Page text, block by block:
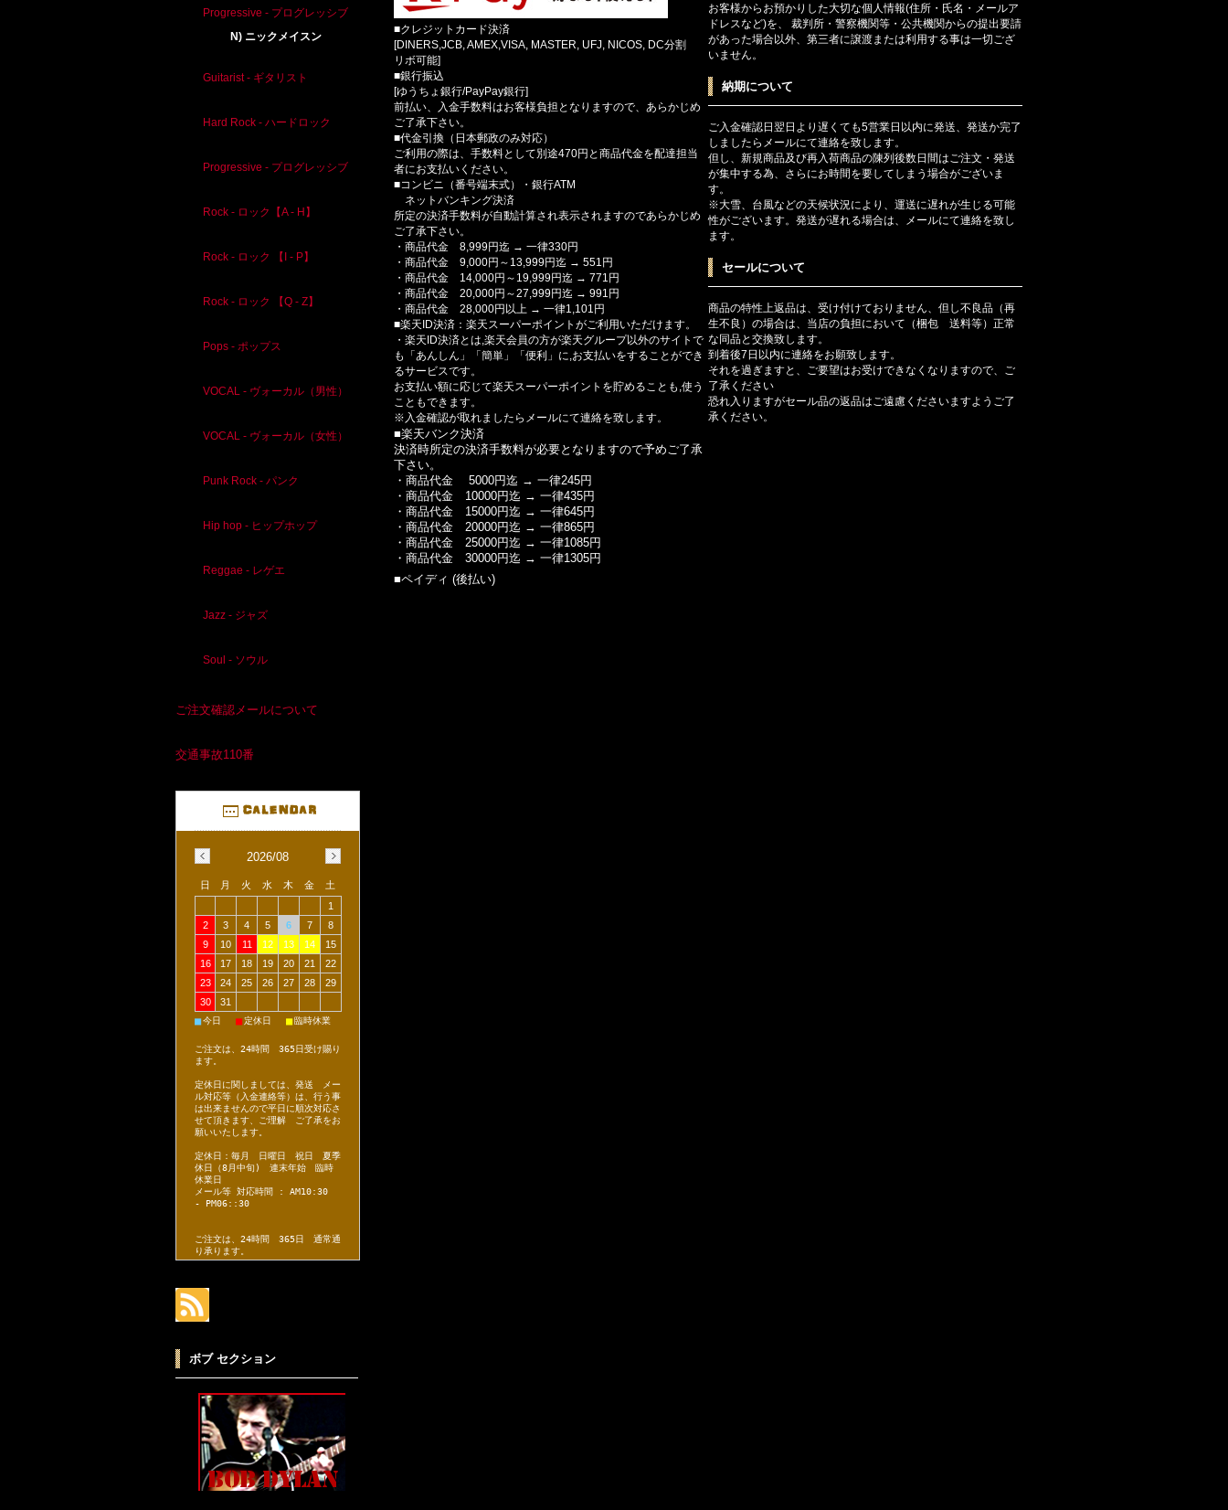
■クレジットカード決済
[DINERS,JCB, AMEX,VISA, MASTER, UFJ, NICOS, DC分割
リボ可能]
■銀行振込
[ゆうちょ銀行/PayPay銀行]
前払い、入金手数料はお客様負担となりますので、あらかじめ
ご了承下さい。
■代金引換（日本郵政のみ対応）
ご利用の際は、手数料として別途470円と商品代金を配達担当
者にお支払いください。
■コンビニ（番号端末式）・銀行ATM
ネットバンキング決済
所定の決済手数料が自動計算され表示されますのであらかじめ
ご了承下さい。
・商品代金 8,999円迄 → 一律330円
・商品代金 9,000円～13,999円迄 → 551円
・商品代金 14,000円～19,999円迄 → 771円
・商品代金 20,000円～27,999円迄 → 991円
・商品代金 28,000円以上 → 一律1,101円
■楽天ID決済：楽天スーパーポイントがご利用いただけます。
・楽天ID決済とは,楽天会員の方が楽天グループ以外のサイトで
も「あんしん」「簡単」「便利」に,お支払いをすることができ
るサービスです。
お支払い額に応じて楽天スーパーポイントを貯めることも,使う
こともできます。
※入金確認が取れましたらメールにて連絡を致します。
■楽天バンク決済
決済時所定の決済手数料が必要となりますので予めご了承
下さい。
・商品代金 5000円迄 → 一律245円
・商品代金 10000円迄 → 一律435円
・商品代金 15000円迄 → 一律645円
・商品代金 20000円迄 → 一律865円
・商品代金 25000円迄 → 一律1085円
・商品代金 30000円迄 → 一律1305円
お客様からお預かりした大切な個人情報(住所・氏名・メールア
ドレスなど)を、 裁判所・警察機関等・公共機関からの提出要請
があった場合以外、第三者に譲渡または利用する事は一切ござ
いません。
納期について
ご入金確認日翌日より遅くても5営業日以内に発送、発送か完了
しましたらメールにて連絡を致します。
但し、新規商品及び再入荷商品の陳列後数日間はご注文・発送
が集中する為、さらにお時間を要してしまう場合がございま
す。
※大雪、台風などの天候状況により、運送に遅れが生じる可能
性がございます。発送が遅れる場合は、メールにて連絡を致し
ます。
セールについて
商品の特性上返品は、受け付けておりません、但し不良品（再
生不良）の場合は、当店の負担において（梱包 送料等）正常
な同品と交換致します。
到着後7日以内に連絡をお願致します。
それを過ぎますと、ご要望はお受けできなくなりますので、ご
了承ください
恐れ入りますがセール品の返品はご遠慮くださいますようご了
承ください。
■ペイディ (後払い)
Progressive - プログレッシブ
N) ニックメイスン
Guitarist - ギタリスト
Hard Rock - ハードロック
Progressive - プログレッシブ
Rock - ロック【A - H】
Rock - ロック 【I - P】
Rock - ロック 【Q - Z】
Pops - ポップス
VOCAL - ヴォーカル（男性）
VOCAL - ヴォーカル（女性）
Punk Rock - パンク
Hip hop - ヒップホップ
Reggae - レゲエ
Jazz - ジャズ
Soul - ソウル
ご注文確認メールについて
交通事故110番
2026/08
日 月 火 水 木 金
土
1
2
3 4 5 6 7
8
9
10 11 12 13 14
15
16
17 18 19 20 21
22
23
24 25 26 27 28
29
30
31
■今日 ■定休日 ■臨時休業
ご注文は、24時間 365日受け賜り
ます。
定休日に関しましては、発送 メー
ル対応等（入金連絡等）は、行う事
は出来ませんので平日に順次対応さ
せて頂きます、ご理解 ご了承をお
願いいたします。
定休日：毎月 日曜日 祝日 夏季
休日（8月中旬) 連末年始 臨時
休業日
メール等 対応時間 : AM10:30
- PM06::30
ご注文は、24時間 365日 通常通
り承ります。
ボブ セクション